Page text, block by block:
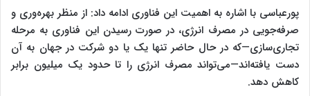
پورعباسی با اشاره به اهمیت این فناوری ادامه داد: از منظر بهره‌وری و
صرفه‌جویی در مصرف انرژی، در صورت رسیدن این فناوری به مرحله
تجاری‌سازی—که در حال حاضر تنها یک یا دو شرکت در جهان به آن
دست یافته‌اند—می‌تواند مصرف انرژی را تا حدود یک میلیون برابر
کاهش دهد.